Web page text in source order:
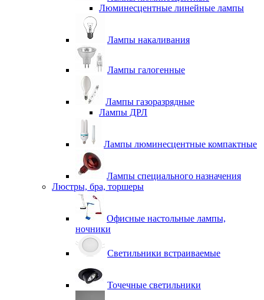
Люминесцентные линейные лампы
Лампы накаливания
Лампы галогенные
Лампы газоразрядные
Лампы ДРЛ
Лампы люминесцентные компактные
Лампы специального назначения
Люстры, бра, торшеры
Офисные настольные лампы,
ночники
Светильники встраиваемые
Точечные светильники